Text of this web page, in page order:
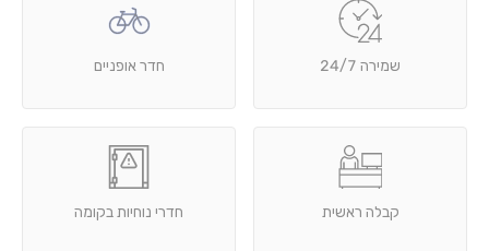
שמירה 24/7 חדר אופניים
קבלה ראשית חדרי נוחיות בקומה